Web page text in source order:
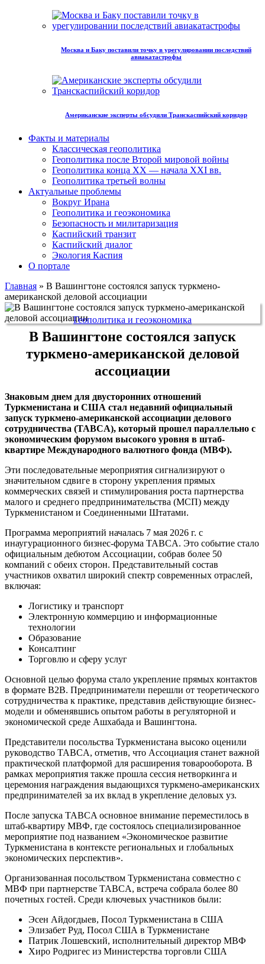
Москва и Баку поставили точку в урегулировании последствий
авиакатастрофы
Американские эксперты обсудили Транскаспийский коридор
Факты и материалы
Классическая геополитика
Геополитика после Второй мировой войны
Геополитика конца XX — начала XXI вв.
Геополитика третьей волны
Актуальные проблемы
Вокруг Ирана
Геополитика и геоэкономика
Безопасность и милитаризация
Каспийский транзит
Каспийский диалог
Экология Каспия
О портале
Главная » В Вашингтоне состоялся запуск туркмено-
американской деловой ассоциации
Геополитика и геоэкономика
В Вашингтоне состоялся запуск
туркмено-американской деловой
ассоциации
Знаковым днем для двусторонних отношений
Туркменистана и США стал недавний официальный
запуск туркмено-американской ассоциации делового
сотрудничества (TABCA), который прошел параллельно с
экономическим форумом высокого уровня в штаб-
квартире Международного валютного фонда (МВФ).
Эти последовательные мероприятия сигнализируют о
значительном сдвиге в сторону укрепления прямых
коммерческих связей и стимулирования роста партнерства
малого и среднего предпринимательства (МСП) между
Туркменистаном и Соединенными Штатами.
Программа мероприятий началась 7 мая 2026 г. с
инаугурационного бизнес-форума TABCA. Это событие стало
официальным дебютом Ассоциации, собрав более 50
компаний с обеих сторон. Представительный состав
участников охватил широкий спектр современных отраслей,
включая:
Логистику и транспорт
Электронную коммерцию и информационные
технологии
Образование
Консалтинг
Торговлю и сферу услуг
Основной целью форума стало укрепление прямых контактов
в формате B2B. Предприниматели перешли от теоретического
сотрудничества к практике, представив действующие бизнес-
модели и обменявшись опытом работы в регуляторной и
экономической среде Ашхабада и Вашингтона.
Представители посольства Туркменистана высоко оценили
руководство TABCA, отметив, что Ассоциация станет важной
практической платформой для расширения товарооборота. В
рамках мероприятия также прошла сессия нетворкинга и
церемония награждения выдающихся туркмено-американских
предпринимателей за их вклад в укрепление деловых уз.
После запуска TABCA основное внимание переместилось в
штаб-квартиру МВФ, где состоялось специализированное
мероприятие под названием «Экономическое развитие
Туркменистана в контексте региональных и глобальных
экономических перспектив».
Организованная посольством Туркменистана совместно с
МВФ при партнерстве TABCA, встреча собрала более 80
почетных гостей. Среди ключевых участников были:
Эсен Айдогдыев, Посол Туркменистана в США
Элизабет Руд, Посол США в Туркменистане
Патрик Лошевский, исполнительный директор МВФ
Хиро Родригес из Министерства торговли США